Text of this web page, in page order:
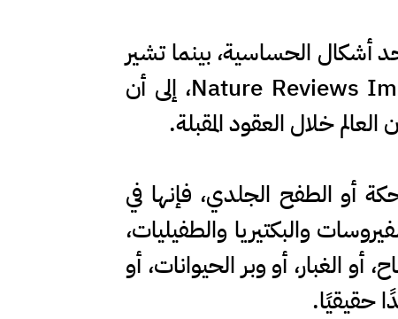
أشكال الحساسية، بينما تشير
دراسات منشورة في دوريات علمية مرموقة، منها The Lancet وNature Reviews Immunology، إلى أن
خلال العقود المقبلة.
أو الطفح الجلدي، فإنها في
والبكتيريا والطفيليات،
أو وبر الحيوانات، أو
حقيقيًا.